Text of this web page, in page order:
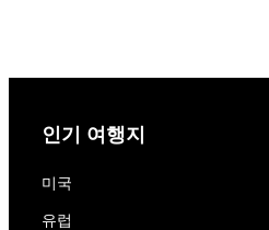
인기 여행지
미국
유럽